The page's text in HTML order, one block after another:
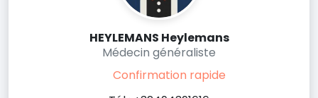
HEYLEMANS Heylemans
Médecin généraliste
Confirmation rapide